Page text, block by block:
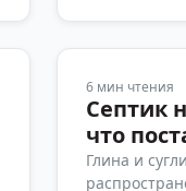
6 мин чтения
Септик
что
Глина и